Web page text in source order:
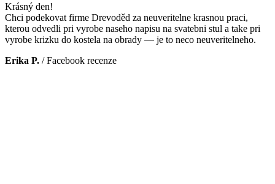
Krásný den!
Chci podekovat firme Drevoděd za neuveritelne krasnou praci,
kterou odvedli pri vyrobe naseho napisu na svatebni stul a take pri
vyrobe krizku do kostela na obrady — je to neco neuveritelneho.
Erika P. /Facebook recenze